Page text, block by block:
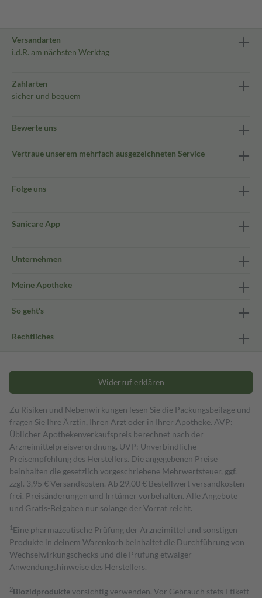
Versandarten
i.d.R. am nächsten Werktag
Zahlarten
sicher und bequem
Bewerte uns
Vertraue unserem mehrfach ausgezeichneten Service
Folge uns
Sanicare App
Unternehmen
Meine Apotheke
So geht's
Rechtliches
Widerruf erklären
Zu Risiken und Nebenwirkungen lesen Sie die Packungsbeilage und
fragen Sie Ihre Ärztin, Ihren Arzt oder in Ihrer Apotheke. AVP:
Üblicher Apothekenverkaufspreis berechnet nach der
Arzneimittelpreisverordnung. UVP: Unverbindliche
Preisempfehlung des Herstellers. Die angegebenen Preise
beinhalten die gesetzlich vorgeschriebene Mehrwertsteuer, ggf.
zzgl. 3,95 € Versandkosten. Ab 29,00 € Bestell­wert versand­kosten­
frei. Preisänderungen und Irrtümer vorbehalten. Alle Angebote
und Gratis-Beigaben nur solange der Vorrat reicht.
1 Eine pharmazeutische Prüfung der Arzneimittel und sonstigen
Produkte in deinem Warenkorb beinhaltet die Durchführung von
Wechselwirkungschecks und die Prüfung etwaiger
Anwendungshinweise des Herstellers.
2Biozidproduktevorsichtig verwenden. Vor Gebrauch stets Etikett